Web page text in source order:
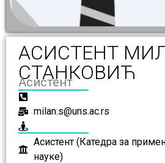
АСИСТЕНТ
СТАНКОВИЋ
Асистент
milan.s@uns.ac.rs
Асистент (Катедра за
науке)